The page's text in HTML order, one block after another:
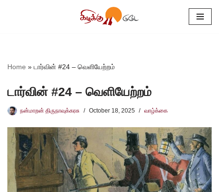
Home » டார்வின் #24 – வெளியேற்றம்
டார்வின் #24 – வெளியேற்றம்
நன்மாறன் திருநாவுக்கரசு October 18, 2025 வாழ்க்கை